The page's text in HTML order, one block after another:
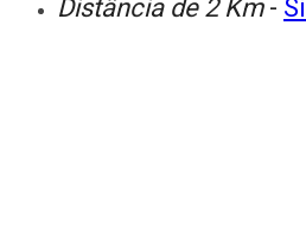
Distância de 2 Km -